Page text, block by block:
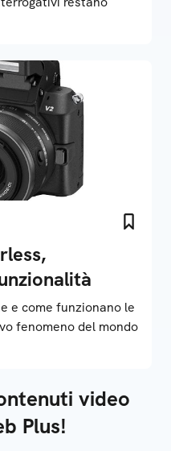
e come funzionano le
fenomeno del mondo
video
Plus!